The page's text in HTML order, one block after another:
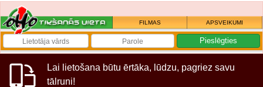
FILMAS APSVEIKUMI
Lai lietošana būtu ērtāka, lūdzu, pagriez savu
tālruni!